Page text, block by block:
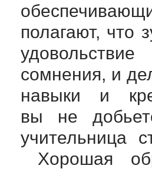
полагают, что
сомнения, и
навыки и
вы не
учительница
Хорошая